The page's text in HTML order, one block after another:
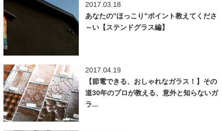
2017.03.18
あなたの”ほっこり”ポイント教えてくださ
～い【ステンドグラス編】
2017.04.19
【節電できる、おしゃれなガラス！】その
道30年のプロが教える、意外と知らないガ
ラ...